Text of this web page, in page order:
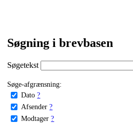
Søgning i brevbasen
Søgetekst
Søge-afgrænsning:
Dato ?
Afsender ?
Modtager ?